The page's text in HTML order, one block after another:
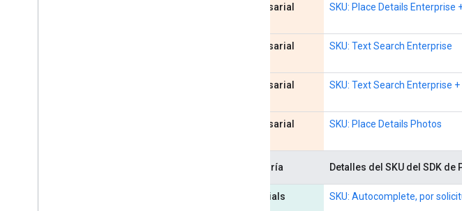
Empresarial SKU: Place Details Enterprise
Empresarial SKU: Text Search Enterprise
Empresarial SKU: Text Search Enterprise
Empresarial SKU: Place Details Photos
Categoría Detalles del SKU del SDK
Essentials SKU: Autocomplete, por